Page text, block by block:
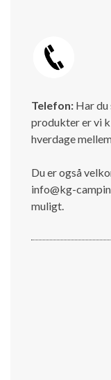
Telefon: Har du
produkter er vi
hverdage
Du er også
info@kg-
muligt.